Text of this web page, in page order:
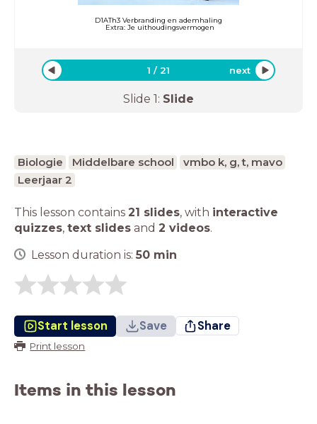
D1ATh3 Verbranding en ademhaling
Extra: Je uithoudingsvermogen
1 /21 next
Slide 1: Slide
Biologie Middelbare school
vmbo k, g, t, mavo
Leerjaar 2
This lesson contains 21 slides, with interactive
quizzes, text slides and 2 videos.
Lesson duration is: 50 min
Start lesson Save Share
Print lesson
Items in this lesson